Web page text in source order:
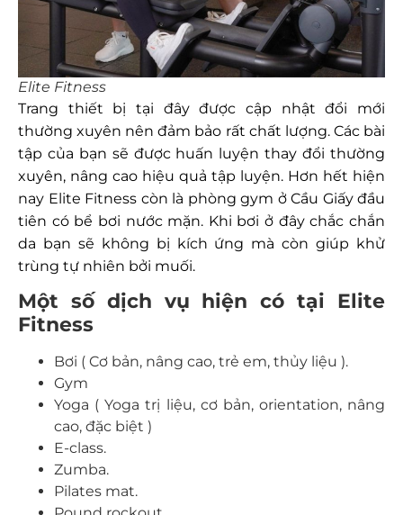
Elite Fitness
Trang thiết bị tại đây được cập nhật đổi mới
thường xuyên nên đảm bảo rất chất lượng. Các bài
tập của bạn sẽ được huấn luyện thay đổi thường
xuyên, nâng cao hiệu quả tập luyện. Hơn hết hiện
nay Elite Fitness còn là phòng gym ở Cầu Giấy đầu
tiên có bể bơi nước mặn. Khi bơi ở đây chắc chắn
da bạn sẽ không bị kích ứng mà còn giúp khử
trùng tự nhiên bởi muối.
Một số dịch vụ hiện có tại Elite
Fitness
Bơi ( Cơ bản, nâng cao, trẻ em, thủy liệu ).
Gym
Yoga ( Yoga trị liệu, cơ bản, orientation, nâng
cao, đặc biệt )
E-class.
Zumba.
Pilates mat.